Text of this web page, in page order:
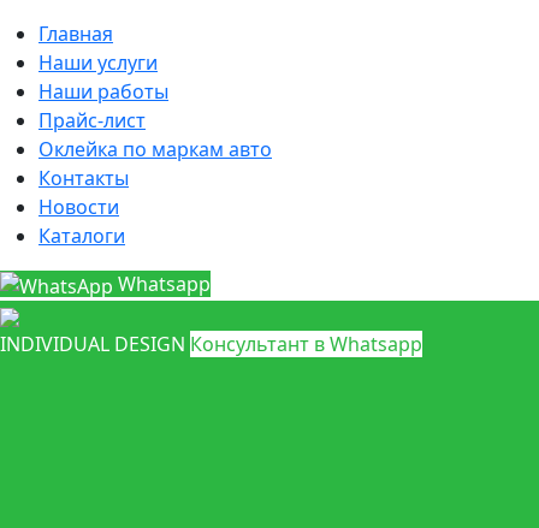
Главная
Наши услуги
Наши работы
Прайс-лист
Оклейка по маркам авто
Контакты
Новости
Каталоги
Whatsapp
INDIVIDUAL DESIGN Консультант в Whatsapp